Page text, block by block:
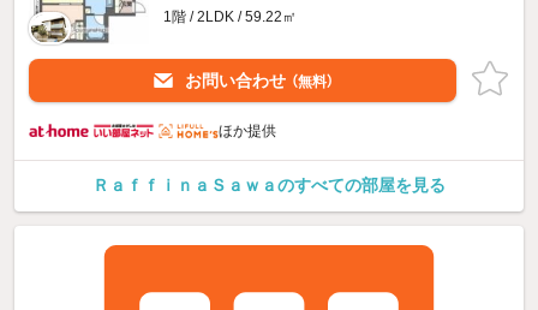
1階 / 2LDK / 59.22㎡
お問い合わせ （無料）
ほか提供
ＲａｆｆｉｎａＳａｗａのすべての部屋を見る